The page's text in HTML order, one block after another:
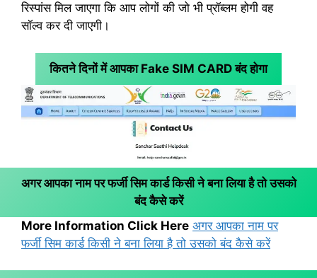
रिस्पांस मिल जाएगा कि आप लोगों की जो भी प्रॉब्लम होगी वह
सॉल्व कर दी जाएगी।
कितने दिनों में आपका Fake SIM CARD बंद होगा
अगर आपका नाम पर फर्जी सिम कार्ड किसी ने बना लिया है तो उसको
बंद कैसे करें
More Information Click Here अगर आपका नाम पर
फर्जी सिम कार्ड किसी ने बना लिया है तो उसको बंद कैसे करें